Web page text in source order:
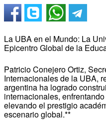
La UBA en el Mundo: La
Epicentro Global de la
Patricio Conejero Ortiz,
Internacionales de la UBA,
argentina ha logrado
internacionales,
elevando el prestigio
escenario global.**